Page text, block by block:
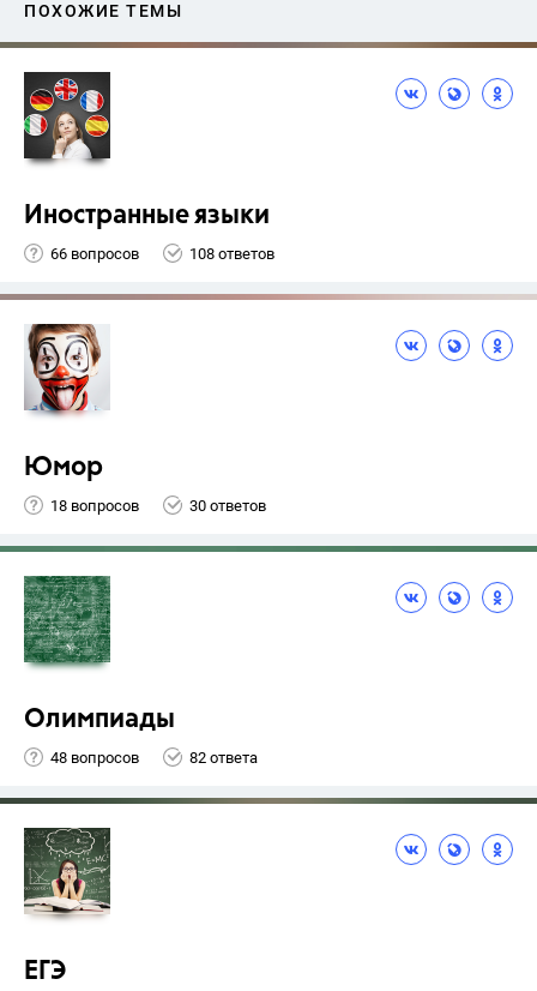
ПОХОЖИЕ ТЕМЫ
Иностранные языки
66 вопросов 108 ответов
Юмор
18 вопросов 30 ответов
Олимпиады
48 вопросов 82 ответа
ЕГЭ